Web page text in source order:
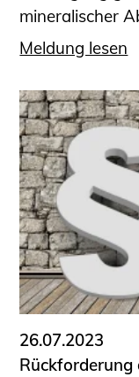
Ingenieursuche
NRW)
Bauherren-ABC
Informationen
Schüler und
Projekte für
START.ING.
Programm
Wissenswertes
Wettbewerbe
BLING.BLING.
Kammer
Presse
mineralischer
Meldung lesen
26.07.2023